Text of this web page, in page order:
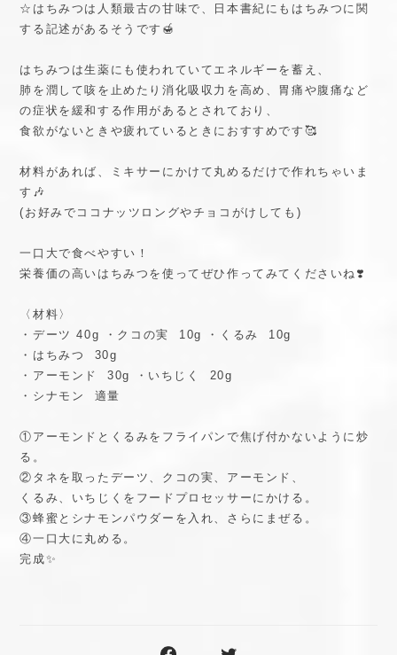
☆はちみつは人類最古の甘味で、日本書紀にもはちみつに関
する記述があるそうです🍯
はちみつは生薬にも使われていてエネルギーを蓄え、
肺を潤して咳を止めたり消化吸収力を高め、胃痛や腹痛など
の症状を緩和する作用があるとされており、
食欲がないときや疲れているときにおすすめです🥰
材料があれば、ミキサーにかけて丸めるだけで作れちゃいま
す🎶
(お好みでココナッツロングやチョコがけしても)
一口大で食べやすい！
栄養価の高いはちみつを使ってぜひ作ってみてくださいね❣️
〈材料〉
・デーツ 40g ・クコの実 10g ・くるみ 10g
・はちみつ 30g
・アーモンド 30g ・いちじく 20g
・シナモン 適量
①アーモンドとくるみをフライパンで焦げ付かないように炒
る。
②タネを取ったデーツ、クコの実、アーモンド、
くるみ、いちじくをフードプロセッサーにかける。
③蜂蜜とシナモンパウダーを入れ、さらにまぜる。
④一口大に丸める。
完成✨